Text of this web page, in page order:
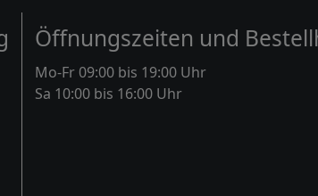
Öffnungszeiten und
Mo-Fr 09:00 bis 19:00 Uhr
Sa 10:00 bis 16:00 Uhr